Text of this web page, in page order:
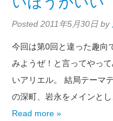
Posted 2011年5月30日 by
今回は第0回と違った趣向
みようぜ！と言ってやっ
いアリエル。 結局テーマ
の深町、岩永をメインと
Read more »